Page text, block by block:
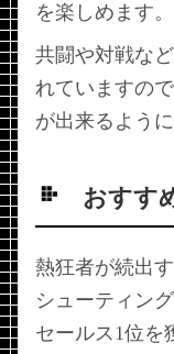
を楽しめます。
共闘や対戦な
れていますの
が出来るよう
おすす
熱狂者が続出
シューティン
セールス1位を